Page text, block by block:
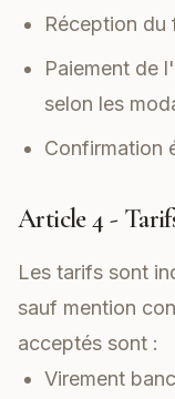
Réception
Paiement de
selon les
Confirmation
Article 4 -
Les tarifs sont
sauf mention
acceptés sont :
Virement